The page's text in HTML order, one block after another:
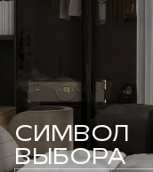
СИМВОЛ
ВЫБОРА